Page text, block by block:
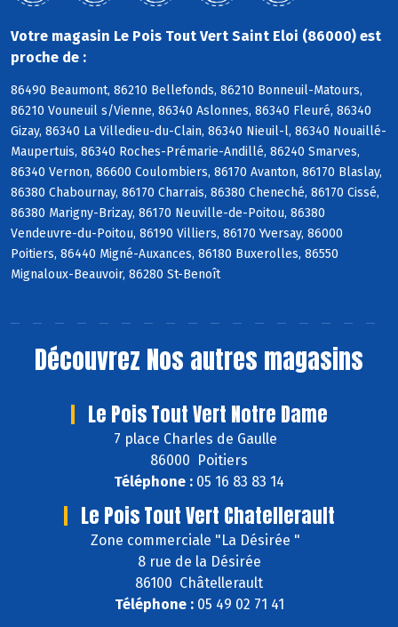
Votre magasin Le Pois Tout Vert Saint Eloi (86000) est
proche de :
86490 Beaumont, 86210 Bellefonds, 86210 Bonneuil-Matours,
86210 Vouneuil s/Vienne, 86340 Aslonnes, 86340 Fleuré, 86340
Gizay, 86340 La Villedieu-du-Clain, 86340 Nieuil-l, 86340 Nouaillé-
Maupertuis, 86340 Roches-Prémarie-Andillé, 86240 Smarves,
86340 Vernon, 86600 Coulombiers, 86170 Avanton, 86170 Blaslay,
86380 Chabournay, 86170 Charrais, 86380 Cheneché, 86170 Cissé,
86380 Marigny-Brizay, 86170 Neuville-de-Poitou, 86380
Vendeuvre-du-Poitou, 86190 Villiers, 86170 Yversay, 86000
Poitiers, 86440 Migné-Auxances, 86180 Buxerolles, 86550
Mignaloux-Beauvoir, 86280 St-Benoît
Découvrez Nos autres magasins
Le Pois Tout Vert Notre Dame
7 place Charles de Gaulle
86000 Poitiers
Téléphone : 05 16 83 83 14
Le Pois Tout Vert Chatellerault
Zone commerciale "La Désirée "
8 rue de la Désirée
86100 Châtellerault
Téléphone :05 49 02 71 41